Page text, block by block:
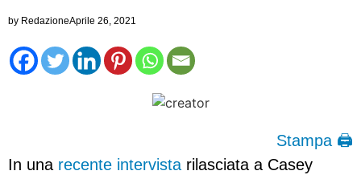
by RedazioneAprile 26, 2021
Stampa 🖨
In una recente intervista rilasciata a Casey